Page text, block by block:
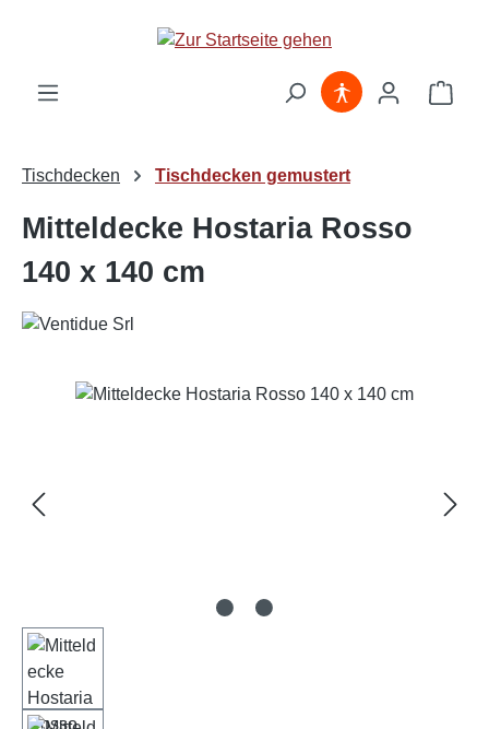
Zum Hauptinhalt springen
Tischdecken Tischdecken gemustert
Mitteldecke Hostaria Rosso
140 x 140 cm
Bildergalerie überspringen